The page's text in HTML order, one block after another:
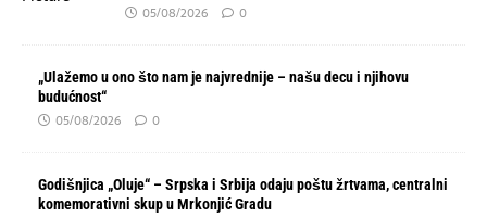
05/08/2026 0
„Ulažemo u ono što nam je najvrednije – našu decu i njihovu
budućnost“
05/08/2026 0
Godišnjica „Oluje“ – Srpska i Srbija odaju poštu žrtvama, centralni
komemorativni skup u Mrkonjić Gradu